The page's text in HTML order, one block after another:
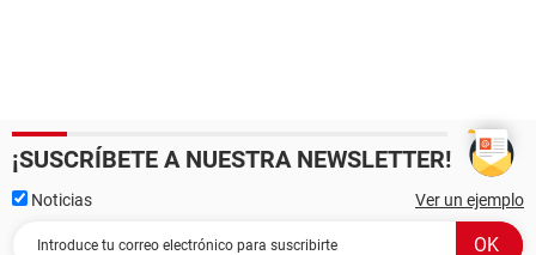
¡SUSCRÍBETE A NUESTRA NEWSLETTER!
Noticias Ver un ejemplo